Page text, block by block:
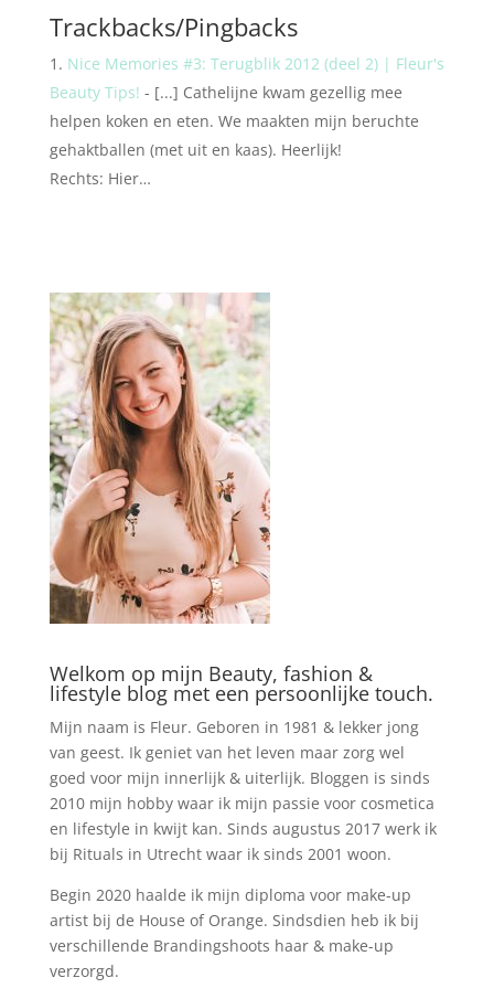
Trackbacks/Pingbacks
Nice Memories #3: Terugblik 2012 (deel 2) | Fleur's
Beauty Tips! - [...] Cathelijne kwam gezellig mee
helpen koken en eten. We maakten mijn beruchte
gehaktballen (met uit en kaas). Heerlijk!
Rechts: Hier…
Welkom op mijn Beauty, fashion &
lifestyle blog met een persoonlijke touch.
Mijn naam is Fleur. Geboren in 1981 & lekker jong
van geest. Ik geniet van het leven maar zorg wel
goed voor mijn innerlijk & uiterlijk. Bloggen is sinds
2010 mijn hobby waar ik mijn passie voor cosmetica
en lifestyle in kwijt kan. Sinds augustus 2017 werk ik
bij Rituals in Utrecht waar ik sinds 2001 woon.
Begin 2020 haalde ik mijn diploma voor make-up
artist bij de House of Orange. Sindsdien heb ik bij
verschillende Brandingshoots haar & make-up
verzorgd.